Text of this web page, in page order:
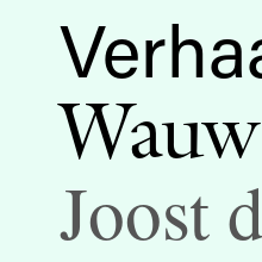
Wauw
Joost